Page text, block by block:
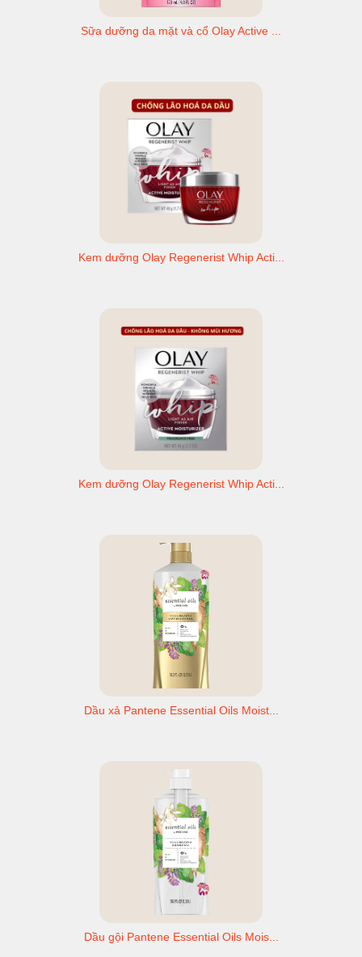
Sữa dưỡng da mặt và cổ Olay Active ...
Kem dưỡng Olay Regenerist Whip Acti...
Kem dưỡng Olay Regenerist Whip Acti...
Dầu xả Pantene Essential Oils Moist...
Dầu gội Pantene Essential Oils Mois...